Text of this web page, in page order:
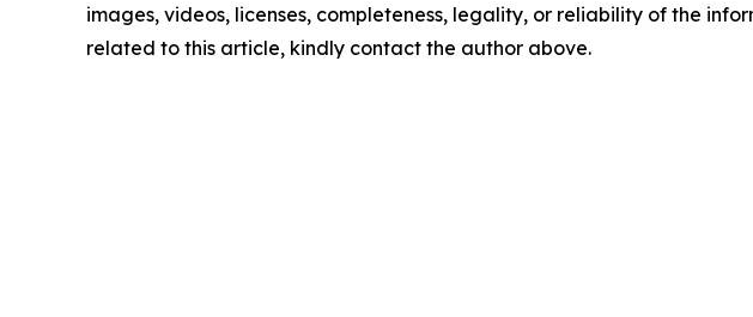
images, videos, licenses, completeness, legality, or reliability of the
related to this article, kindly contact the author above.